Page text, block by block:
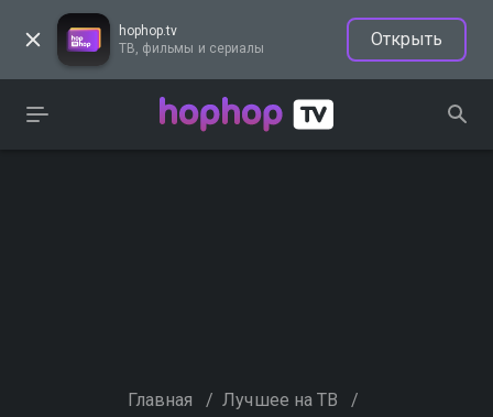
hophop.tv
ТВ, фильмы и сериалы
Открыть
Главная / Лучшее на ТВ /